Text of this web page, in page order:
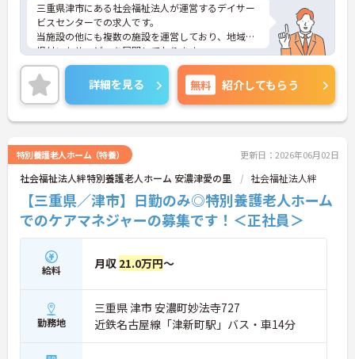
三重県津市にある社会福祉法人が運営するデイサー
ビスセンターでの求人です。
当施設の他にも複数の施設を運営しており、地域に
根付いたサービスを展開しております。
施設未経験の方でも入職しやすいよう、しっかりフ
ォローして頂けますので安心です♪
少しでも興味をお持ち頂けましたら、お気軽にお問
い合わせ下さいませ。
詳細を見る 無料 紹介してもらう
特別養護老人ホーム（特養） 更新日：2026年06月02日
社会福祉法人絆特別養護老人ホーム 安濃津愛の里 社会福祉法人絆
【三重県／津市】日勤のみ◎特別養護老人ホーム
でのケアマネジャーの募集です！＜正社員＞
給料 月収 21.0万円～
勤務地
三重県 津市 安濃町妙法寺727
近鉄名古屋線「津新町駅」バス・車14分